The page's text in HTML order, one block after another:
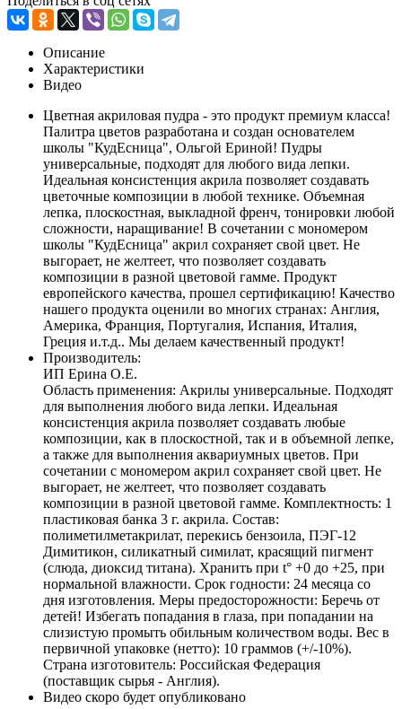
Описание
Характеристики
Видео
Цветная акриловая пудра - это продукт премиум класса!
Палитра цветов разработана и создан основателем
школы "КудЕсница", Ольгой Ериной! Пудры
универсальные, подходят для любого вида лепки.
Идеальная консистенция акрила позволяет создавать
цветочные композиции в любой технике. Объемная
лепка, плоскостная, выкладной френч, тонировки любой
сложности, наращивание! В сочетании с мономером
школы "КудЕсница" акрил сохраняет свой цвет. Не
выгорает, не желтеет, что позволяет создавать
композиции в разной цветовой гамме. Продукт
европейского качества, прошел сертификацию! Качество
нашего продукта оценили во многих странах: Англия,
Америка, Франция, Португалия, Испания, Италия,
Греция и.т.д.. Мы делаем качественный продукт!
Производитель:
ИП Ерина О.Е.
Область применения: Акрилы универсальные. Подходят
для выполнения любого вида лепки. Идеальная
консистенция акрила позволяет создавать любые
композиции, как в плоскостной, так и в объемной лепке,
а также для выполнения аквариумных цветов. При
сочетании с мономером акрил сохраняет свой цвет. Не
выгорает, не желтеет, что позволяет создавать
композиции в разной цветовой гамме. Комплектность: 1
пластиковая банка 3 г. акрила. Состав:
полиметилметакрилат, перекись бензоила, ПЭГ-12
Димитикон, силикатный симилат, красящий пигмент
(слюда, диоксид титана). Хранить при t° +0 до +25, при
нормальной влажности. Срок годности: 24 месяца со
дня изготовления. Меры предосторожности: Беречь от
детей! Избегать попадания в глаза, при попадании на
слизистую промыть обильным количеством воды. Вес в
первичной упаковке (нетто): 10 граммов (+/-10%).
Страна изготовитель: Российская Федерация
(поставщик сырья - Англия).
Видео скоро будет опубликовано